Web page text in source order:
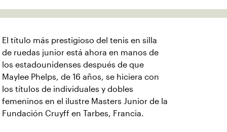
El título más prestigioso del tenis en silla
de ruedas junior está ahora en manos de
los estadounidenses después de que
Maylee Phelps, de 16 años, se hiciera con
los títulos de individuales y dobles
femeninos en el ilustre Masters Junior de la
Fundación Cruyff en Tarbes, Francia.